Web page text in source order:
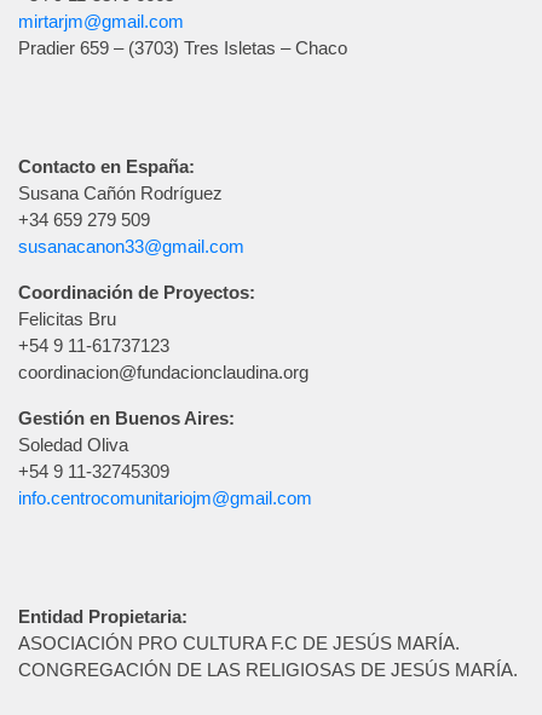
mirtarjm@gmail.com
Pradier 659 – (3703) Tres Isletas – Chaco
Contacto en España:
Susana Cañón Rodríguez
+34 659 279 509
susanacanon33@gmail.com
Coordinación de Proyectos:
Felicitas Bru
+54 9 11-61737123
coordinacion@fundacionclaudina.org
Gestión en Buenos Aires:
Soledad Oliva
+54 9 11-32745309
info.centrocomunitariojm@gmail.com
Entidad Propietaria:
ASOCIACIÓN PRO CULTURA F.C DE JESÚS MARÍA.
CONGREGACIÓN DE LAS RELIGIOSAS DE JESÚS MARÍA.